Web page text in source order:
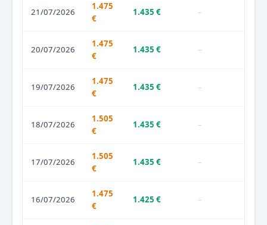
21/07/2026
1.475
€
1.435 € –
20/07/2026
1.475
€
1.435 € –
19/07/2026
1.475
€
1.435 € –
18/07/2026
1.505
€
1.435 € –
17/07/2026
1.505
€
1.435 € –
16/07/2026
1.475
€
1.425 € –